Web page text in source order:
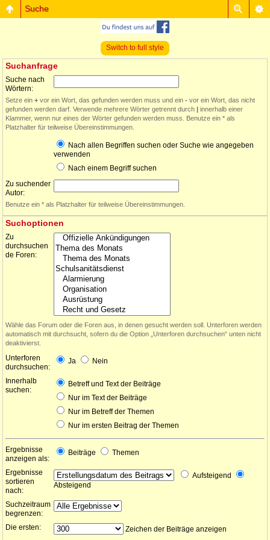
Suche
Switch to full style
Suchanfrage
Suche nach
Wörtern:
Setze ein + vor ein Wort, das gefunden werden muss und ein - vor ein Wort, das nicht
gefunden werden darf. Verwende mehrere Wörter getrennt durch | innerhalb einer
Klammer, wenn nur eines der Wörter gefunden werden muss. Benutze ein * als
Platzhalter für teilweise Übereinstimmungen.
Nach allen Begriffen suchen oder Suche wie angegeben
verwenden
Nach einem Begriff suchen
Zu suchender
Autor:
Benutze ein * als Platzhalter für teilweise Übereinstimmungen.
Suchoptionen
Zu
durchsuchen
de Foren:
Wähle das Forum oder die Foren aus, in denen gesucht werden soll. Unterforen werden
automatisch mit durchsucht, sofern du die Option „Unterforen durchsuchen“ unten nicht
deaktivierst.
Unterforen
durchsuchen:
Ja Nein
Innerhalb
suchen:
Betreff und Text der Beiträge
Nur im Text der Beiträge
Nur im Betreff der Themen
Nur im ersten Beitrag der Themen
Ergebnisse
anzeigen als:
Beiträge Themen
Ergebnisse
sortieren
nach:
Aufsteigend
Absteigend
Suchzeitraum
begrenzen:
Die ersten:
Zeichen der Beiträge anzeigen